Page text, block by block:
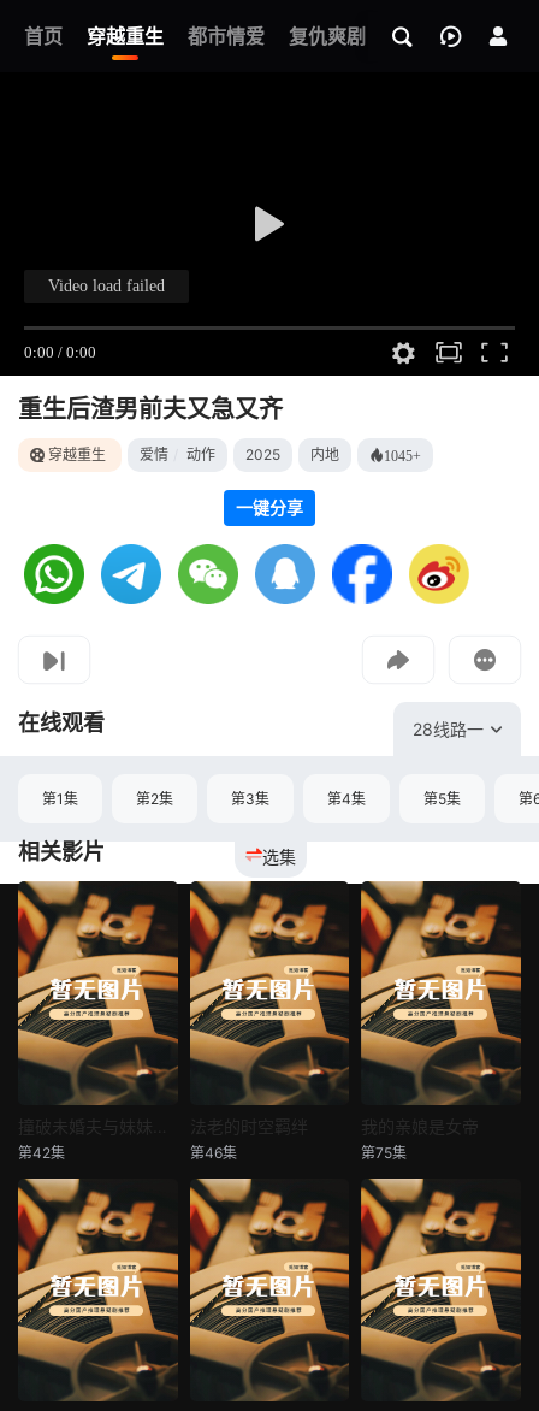
首页 穿越重生 都市情爱 复仇爽剧 玄幻武侠 奇幻
我的观影记录
重生后渣男前夫又急又齐
穿越重生 爱情 动作 2025 内地 1045+
一键分享
视频报错
如果是遇到无法播放请提交反馈
教程：把手机影片投到电视上播放
在线观看 28线路一
选集
第1集 第2集 第3集 第4集 第5集 第
相关影片
撞破未婚夫与妹妹打野战
第42集
法老的时空羁绊
第46集
我的亲娘是女帝
第75集